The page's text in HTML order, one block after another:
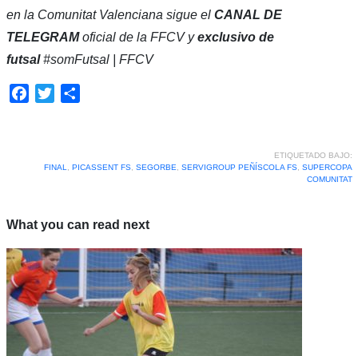
en la Comunitat Valenciana sigue el CANAL DE
TELEGRAMoficial de la FFCV yexclusivo de
futsal#somFutsal | FFCV
Facebook
Twitter
ETIQUETADO BAJO:
FINAL
PICASSENT FS, SEGORBE SERVIGROUP PEÑÍSCOLA FS, SUPERCOPA
COMUNITAT
What you can read next